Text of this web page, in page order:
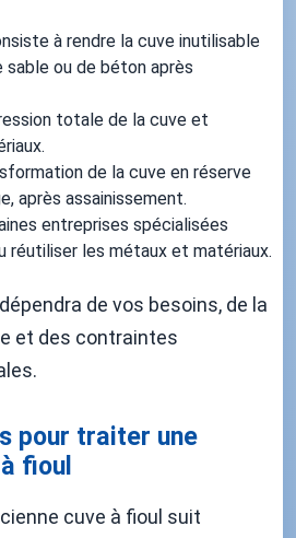
à rendre la cuve inutilisable
sable ou de béton après
totale de la cuve et
de la cuve en réserve
après assainissement.
entreprises spécialisées
réutiliser les métaux et matériaux.
de vos besoins, de la
et des contraintes
pour traiter une
fioul
cuve à fioul suit